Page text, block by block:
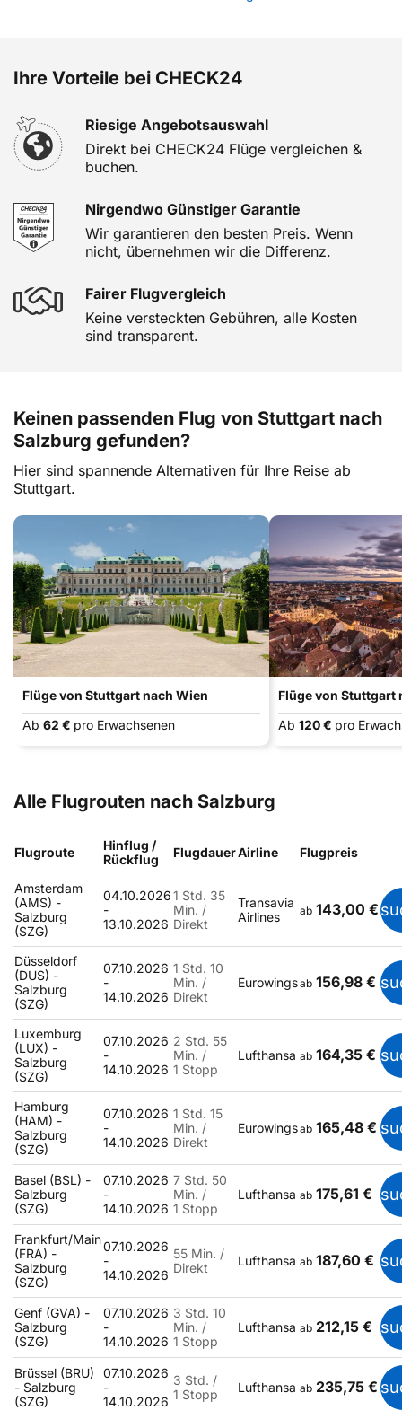
Ihre Vorteile bei CHECK24
Riesige Angebotsauswahl
Direkt bei CHECK24 Flüge vergleichen &
buchen.
Nirgendwo Günstiger Garantie
Wir garantieren den besten Preis. Wenn
nicht, übernehmen wir die Differenz.
Fairer Flugvergleich
Keine versteckten Gebühren, alle Kosten
sind transparent.
Keinen passenden Flug von Stuttgart nach
Salzburg gefunden?
Hier sind spannende Alternativen für Ihre Reise ab
Stuttgart.
Flüge von Stuttgart nach Wien
Ab 62 € pro Erwachsenen
Flüge von Stuttgart
Ab 120 € pro
Alle Flugrouten nach Salzburg
Flugroute
Hinflug /
Rückflug
FlugdauerAirline Flugpreis
Amsterdam
(AMS) -
Salzburg
(SZG)
04.10.2026
-
13.10.2026
1 Std. 35
Min. /
Direkt
Transavia
Airlines
ab 143,00 €
Düsseldorf
(DUS) -
Salzburg
(SZG)
07.10.2026
-
14.10.2026
1 Std. 10
Min. /
Direkt
Eurowingsab 156,98 €
Luxemburg
(LUX) -
Salzburg
(SZG)
07.10.2026
-
14.10.2026
2 Std. 55
Min. /
1 Stopp
Lufthansa ab 164,35 €
Hamburg
(HAM) -
Salzburg
(SZG)
07.10.2026
-
14.10.2026
1 Std. 15
Min. /
Direkt
Eurowingsab 165,48 €
Basel (BSL) -
Salzburg
(SZG)
07.10.2026
-
14.10.2026
7 Std. 50
Min. /
1 Stopp
Lufthansa ab 175,61 €
Frankfurt/Main
(FRA) -
Salzburg
(SZG)
07.10.2026
-
14.10.2026
55 Min. /
Direkt
Lufthansa ab 187,60 €
Genf (GVA) -
Salzburg
(SZG)
07.10.2026
-
14.10.2026
3 Std. 10
Min. /
1 Stopp
Lufthansa ab 212,15 €
Brüssel (BRU)
- Salzburg
(SZG)
07.10.2026
-
14.10.2026
3 Std. /
1 Stopp
Lufthansa ab 235,75 €